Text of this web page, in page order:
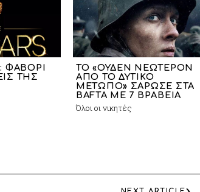
ΦΑΒΟΡΙ
ΤΗΣ
TO «ΟΥΔΕΝ ΝΕΩΤΕΡΟΝ
ΑΠΟ ΤΟ ΔΥΤΙΚΟ
ΜΕΤΩΠΟ» ΣΑΡΩΣΕ ΣΤΑ
BAFTA ΜΕ 7 ΒΡΑΒΕΙΑ
Όλοι οι νικητές